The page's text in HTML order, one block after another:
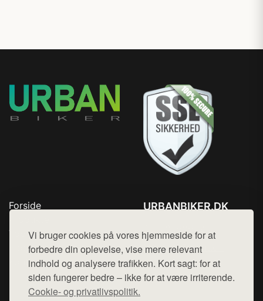
Vi bruger cookies på vores hjemmeside for at
forbedre din oplevelse, vise mere relevant
indhold og analysere trafikken. Kort sagt: for at
siden fungerer bedre – ikke for at være irriterende.
Cookie- og privatlivspolitik.
Forside
Top Rabatter
Blog
Kontakt
URBANBIKER.DK
Mail: hej@want.dk
Cookie- og privatlivspolitik